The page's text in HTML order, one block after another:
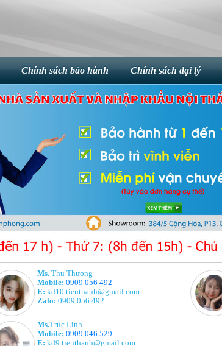
Chính sách bảo hành Chính sách đại lý
Ms.Thu Thương
Mobile: 0909 056 492
E: kd10.tienthanh@gmail.com
Zalo: 0909 056 492
Ms.Trúc Linh
Mobile: 0909 046 529
E: kd9.tienthanh@gmail.com